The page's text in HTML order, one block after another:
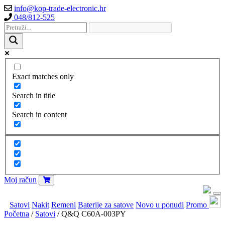
info@kop-trade-electronic.hr
048/812-525
Exact matches only
Search in title
Search in content
Moj račun
Satovi Nakit Remeni Baterije za satove Novo u ponudi Promo
Početna / Satovi / Q&Q C60A-003PY